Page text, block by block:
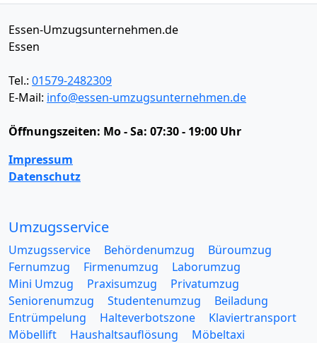
Essen-Umzugsunternehmen.de
Essen
Tel.: 01579-2482309
E-Mail: info@essen-umzugsunternehmen.de
Öffnungszeiten: Mo - Sa: 07:30 - 19:00 Uhr
Impressum
Datenschutz
Umzugsservice
Umzugsservice Behördenumzug
Büroumzug
Fernumzug
Firmenumzug
Laborumzug
Mini Umzug
Praxisumzug
Privatumzug
Seniorenumzug
Studentenumzug
Beiladung
Entrümpelung
Halteverbotszone
Klaviertransport
Möbellift
Haushaltsauflösung
Möbeltaxi